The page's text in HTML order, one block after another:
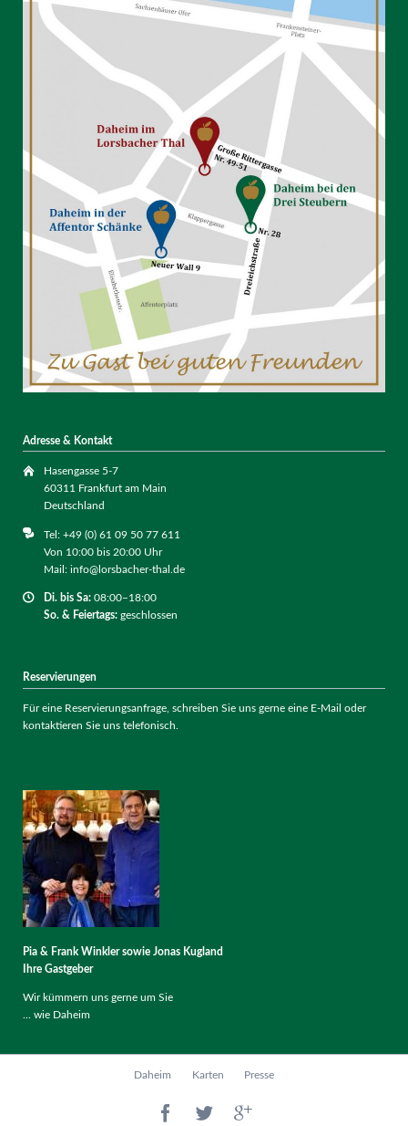
Adresse & Kontakt
Hasengasse 5-7
60311 Frankfurt am Main
Deutschland
Tel: +49 (0) 61 09 50 77 611
Von 10:00 bis 20:00 Uhr
Mail: info@lorsbacher-thal.de
Di. bis Sa:08:00–18:00
So. & Feiertags:geschlossen
Reservierungen
Für eine Reservierungsanfrage, schreiben Sie uns gerne eine E-Mail oder
kontaktieren Sie uns telefonisch.
Pia & Frank Winkler sowie Jonas Kugland
Ihre Gastgeber
Wir kümmern uns gerne um Sie
... wie Daheim
Navigation
Daheim Karten Presse